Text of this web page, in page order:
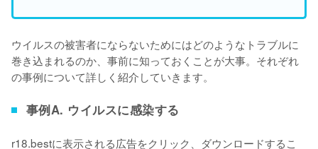
ウイルスの被害者にならないためにはどのようなトラブルに
巻き込まれるのか、事前に知っておくことが大事。それぞれ
の事例について詳しく紹介していきます。
事例A. ウイルスに感染する
r18.bestに表示される広告をクリック、ダウンロードするこ